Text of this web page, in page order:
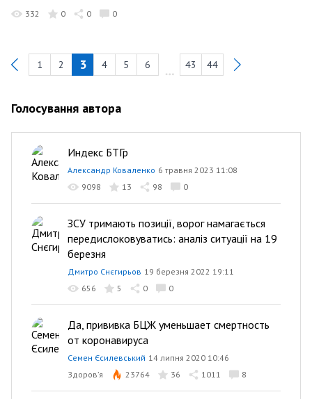
332 0 0 0
Previous
1 2 3 4 5 6 43 44
Голосування автора
Индекс БТГр
Александр Коваленко 6 травня 2023 11:08
9098
13 98 0
ЗСУ тримають позиції, ворог намагається
передислоковуватись: аналіз ситуації на 19
березня
Дмитро Снєгирьов 19 березня 2022 19:11
656
5 0 0
Да, прививка БЦЖ уменьшает смертность
от коронавируса
Семен Єсилевський 14 липня 2020 10:46
Здоров’я
23764 36 1011 8